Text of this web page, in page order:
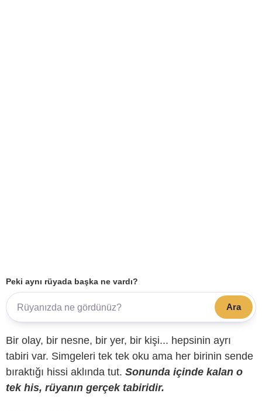
Peki aynı rüyada başka ne vardı?
Ara
Bir olay, bir nesne, bir yer, bir kişi... hepsinin ayrı
tabiri var. Simgeleri tek tek oku ama her birinin sende
bıraktığı hissi aklında tut. Sonunda içinde kalan o
tek his, rüyanın gerçek tabiridir.